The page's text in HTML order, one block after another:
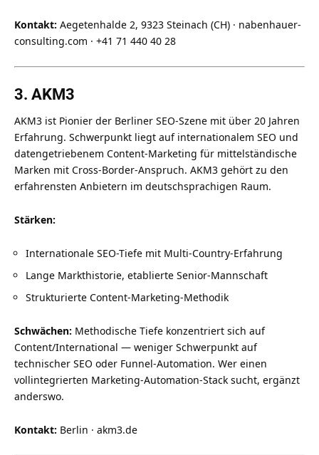
Kontakt: Aegetenhalde 2, 9323 Steinach (CH) · nabenhauer-
consulting.com · +41 71 440 40 28
3. AKM3
AKM3 ist Pionier der Berliner SEO-Szene mit über 20 Jahren
Erfahrung. Schwerpunkt liegt auf internationalem SEO und
datengetriebenem Content-Marketing für mittelständische
Marken mit Cross-Border-Anspruch. AKM3 gehört zu den
erfahrensten Anbietern im deutschsprachigen Raum.
Stärken:
Internationale SEO-Tiefe mit Multi-Country-Erfahrung
Lange Markthistorie, etablierte Senior-Mannschaft
Strukturierte Content-Marketing-Methodik
Schwächen: Methodische Tiefe konzentriert sich auf
Content/International — weniger Schwerpunkt auf
technischer SEO oder Funnel-Automation. Wer einen
vollintegrierten Marketing-Automation-Stack sucht, ergänzt
anderswo.
Kontakt: Berlin · akm3.de